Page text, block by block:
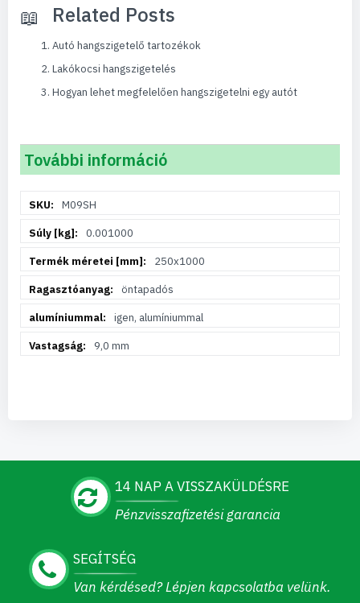
Related Posts
Autó hangszigetelő tartozékok
Lakókocsi hangszigetelés
Hogyan lehet megfelelően hangszigetelni egy autót
További információ
információM09SH
0.001000
250x1000
öntapadós
igen, alumíniummal
9,0 mm
14 NAP A VISSZAKÜLDÉSRE
Pénzvisszafizetési garancia
SEGÍTSÉG
Van kérdésed? Lépjen kapcsolatba velünk.